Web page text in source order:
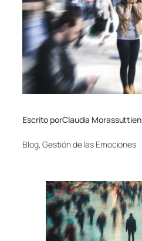
Escrito porClaudia Morassuttien
Blog, Gestión de las Emociones